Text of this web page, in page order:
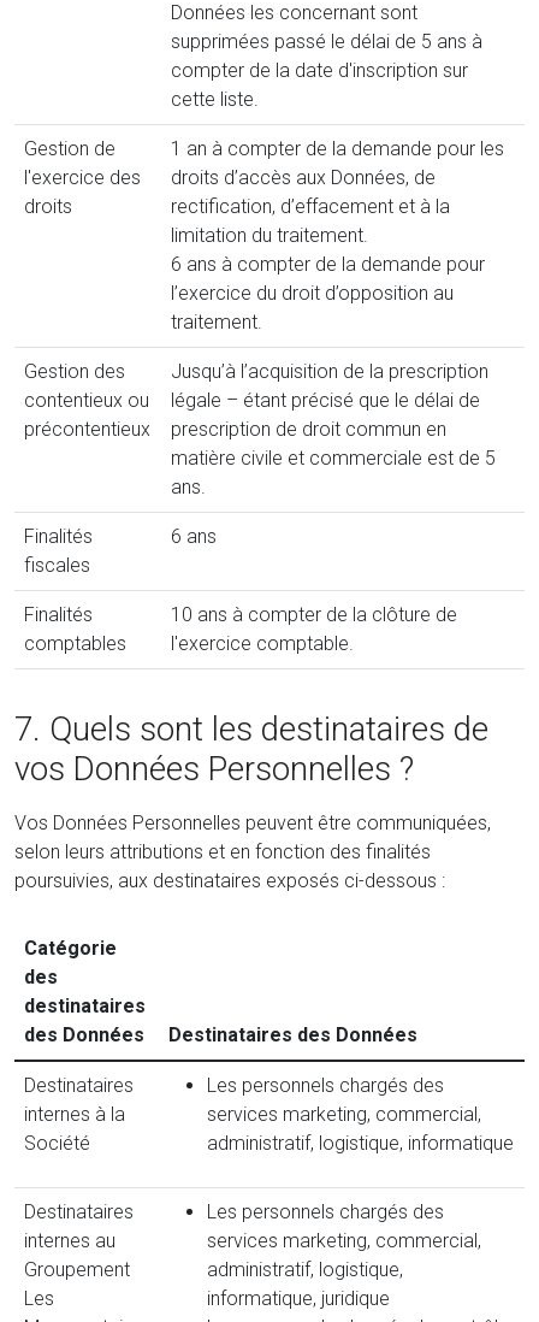
Données les concernant sont
supprimées passé le délai de 5 ans à
compter de la date d'inscription sur
cette liste.
Gestion de
l'exercice des
droits
1 an à compter de la demande pour les
droits d’accès aux Données, de
rectification, d’effacement et à la
limitation du traitement.
6 ans à compter de la demande pour
l’exercice du droit d’opposition au
traitement.
Gestion des
contentieux ou
précontentieux
Jusqu’à l’acquisition de la prescription
légale – étant précisé que le délai de
prescription de droit commun en
matière civile et commerciale est de 5
ans.
Finalités
fiscales
6 ans
Finalités
comptables
10 ans à compter de la clôture de
l'exercice comptable.
7. Quels sont les destinataires de
vos Données Personnelles ?
Vos Données Personnelles peuvent être communiquées,
selon leurs attributions et en fonction des finalités
poursuivies, aux destinataires exposés ci-dessous :
Catégorie
des
destinataires
des Données
Destinataires des Données
Destinataires
internes à la
Société
Les personnels chargés des
services marketing, commercial,
administratif, logistique, informatique
Destinataires
internes au
Groupement
Les
Les personnels chargés des
services marketing, commercial,
administratif, logistique,
informatique, juridique